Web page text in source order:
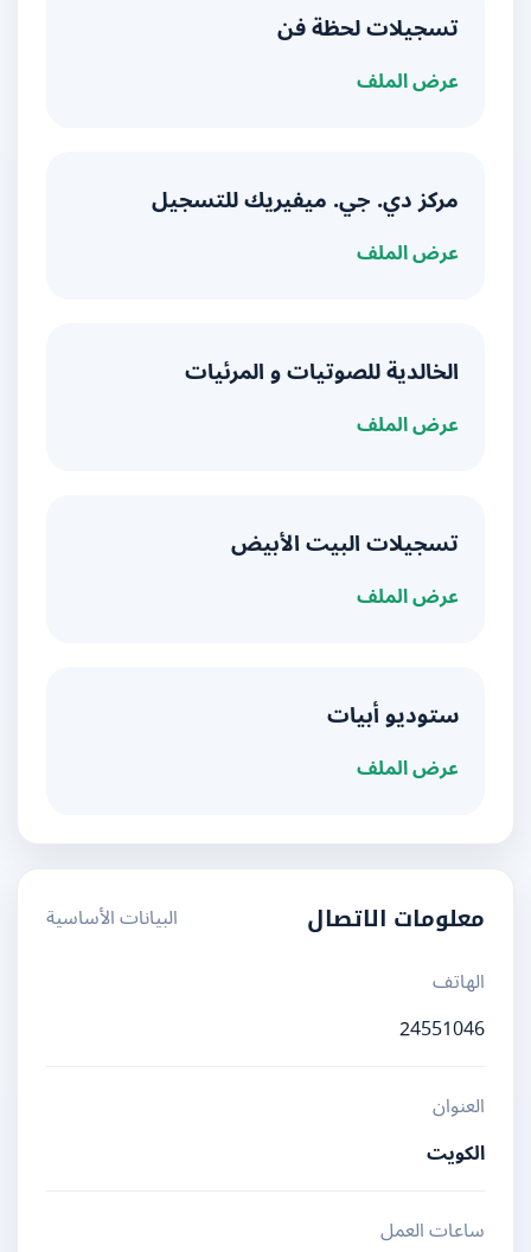
تسجيلات لحظة فن
عرض الملف
مركز دي. جي. ميفيريك للتسجيل
عرض الملف
الخالدية للصوتيات و المرئيات
عرض الملف
تسجيلات البيت الأبيض
عرض الملف
ستوديو أبيات
عرض الملف
معلومات الاتصال
البيانات الأساسية
الهاتف
24551046
العنوان
الكويت
ساعات العمل